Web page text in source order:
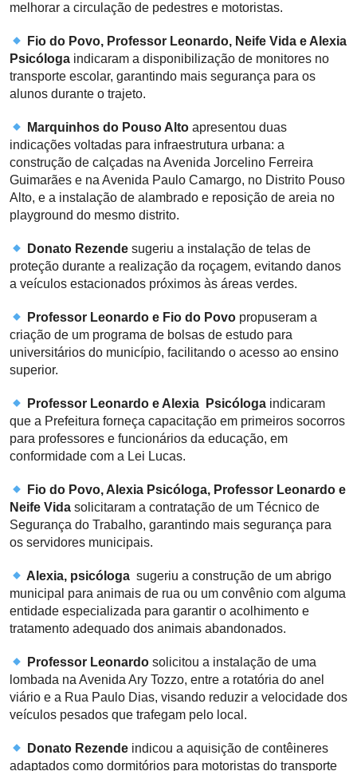
melhorar a circulação de pedestres e motoristas.
Fio do Povo, Professor Leonardo, Neife Vida e Alexia
Psicóloga indicaram a disponibilização de monitores no
transporte escolar, garantindo mais segurança para os
alunos durante o trajeto.
Marquinhos do Pouso Alto apresentou duas
indicações voltadas para infraestrutura urbana: a
construção de calçadas na Avenida Jorcelino Ferreira
Guimarães e na Avenida Paulo Camargo, no Distrito Pouso
Alto, e a instalação de alambrado e reposição de areia no
playground do mesmo distrito.
Donato Rezende sugeriu a instalação de telas de
proteção durante a realização da roçagem, evitando danos
a veículos estacionados próximos às áreas verdes.
Professor Leonardo e Fio do Povo propuseram a
criação de um programa de bolsas de estudo para
universitários do município, facilitando o acesso ao ensino
superior.
Professor Leonardo e Alexia Psicóloga indicaram
que a Prefeitura forneça capacitação em primeiros socorros
para professores e funcionários da educação, em
conformidade com a Lei Lucas.
Fio do Povo, Alexia Psicóloga, Professor Leonardo e
Neife Vida solicitaram a contratação de um Técnico de
Segurança do Trabalho, garantindo mais segurança para
os servidores municipais.
Alexia, psicóloga sugeriu a construção de um abrigo
municipal para animais de rua ou um convênio com alguma
entidade especializada para garantir o acolhimento e
tratamento adequado dos animais abandonados.
Professor Leonardo solicitou a instalação de uma
lombada na Avenida Ary Tozzo, entre a rotatória do anel
viário e a Rua Paulo Dias, visando reduzir a velocidade dos
veículos pesados que trafegam pelo local.
Donato Rezende indicou a aquisição de contêineres
adaptados como dormitórios para motoristas do transporte